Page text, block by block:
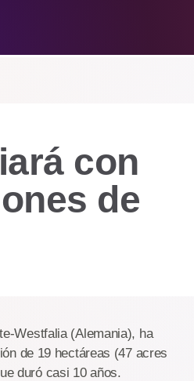
con
de
Westfalia (Alemania), ha
de 19 hectáreas (47 acres
duró casi 10 años.